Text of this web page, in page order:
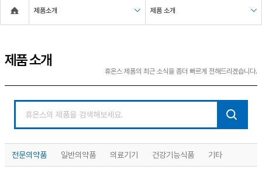
제품소개 제품 소개
제품 소개
휴온스 제품의 최근 소식을 좀더 빠르게 전해드리겠습니다.
전문의약품 일반의약품 의료기기 건강기능식품 기타